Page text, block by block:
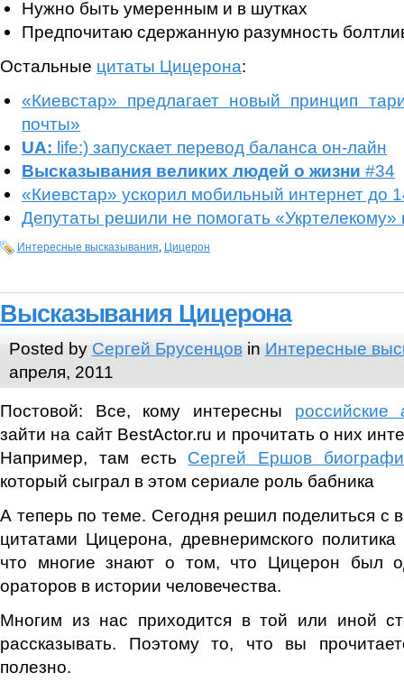
Нужно быть умеренным и в шутках
Предпочитаю сдержанную разумность
Остальные цитаты Цицерона:
«Киевстар» предлагает новый принцип
почты»
UA: life:) запускает перевод баланса он-лайн
Высказывания великих людей о жизни #34
«Киевстар» ускорил мобильный интернет до
Депутаты решили не помогать «Укртелекому»
Интересные высказывания, Цицерон
Высказывания Цицерона
Posted by Сергей Брусенцовin Интересные
апреля, 2011
Постовой: Все, кому интересны российские
зайти на сайт BestActor.ru и прочитать о них
Например, там есть Сергей Ершов
который сыграл в этом сериале роль бабника
А теперь по теме. Сегодня решил поделиться с
цитатами Цицерона, древнеримского
что многие знают о том, что Цицерон был
ораторов в истории человечества.
Многим из нас приходится в той или иной
рассказывать. Поэтому то, что вы
полезно.